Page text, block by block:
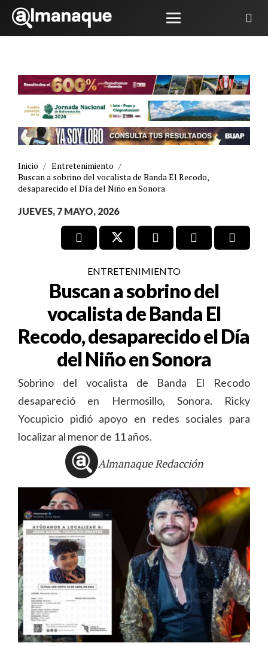
Inicio / Entretenimiento /
Buscan a sobrino del vocalista de Banda El Recodo,
desaparecido el Día del Niño en Sonora
JUEVES, 7 MAYO, 2026
ENTRETENIMIENTO
Buscan a sobrino del
vocalista de Banda El
Recodo, desaparecido el Día
del Niño en Sonora
Sobrino del vocalista de Banda El Recodo
desapareció en Hermosillo, Sonora. Ricky
Yocupicio pidió apoyo en redes sociales para
localizar al menor de 11 años.
Almanaque Redacción